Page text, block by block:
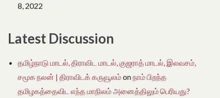
8, 2022
Latest Discussion
தமிழ்நாடு மாடல், திராவிட மாடல், குஜராத் மாடல், இலவசம்,
சமூக நலன் | திராவிடக் கருவூலம்onநாம் பிறந்த
தமிழகத்தைவிட எந்த மாநிலம் அனைத்திலும் பெரியது?